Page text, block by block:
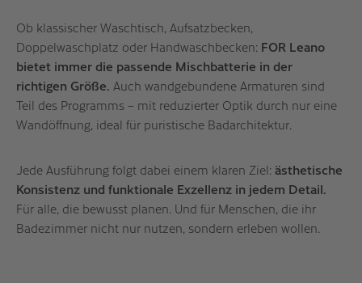
Ob klassischer Waschtisch, Aufsatzbecken,
Doppelwaschplatz oder Handwaschbecken: FOR Leano
bietet immer die passende Mischbatterie in der
richtigen Größe. Auch wandgebundene Armaturen sind
Teil des Programms – mit reduzierter Optik durch nur eine
Wandöffnung, ideal für puristische Badarchitektur.
Jede Ausführung folgt dabei einem klaren Ziel: ästhetische
Konsistenz und funktionale Exzellenz in jedem Detail.
Für alle, die bewusst planen. Und für Menschen, die ihr
Badezimmer nicht nur nutzen, sondern erleben wollen.